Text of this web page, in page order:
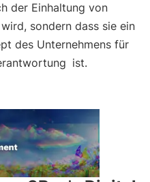
der Einhaltung von
sondern dass sie ein
des Unternehmens für
ist.